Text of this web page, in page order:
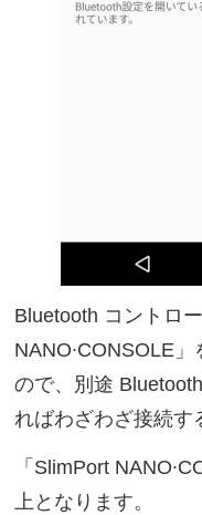
Bluetooth コントロ
NANO∙CONSOLE
ので、別途
ればわざわざ接続す
「SlimPort
上となります。